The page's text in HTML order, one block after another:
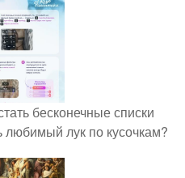
бесконечные списки
лук по кусочкам?